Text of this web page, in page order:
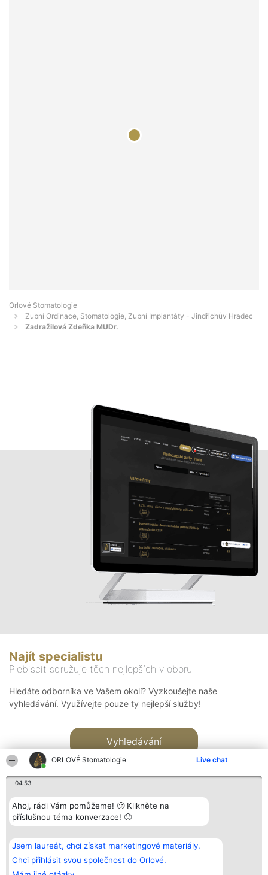
ORLOVÉ Stomatologie Live chat
04:53
Ahoj, rádi Vám pomůžeme! 🙂 Klikněte na
příslušnou téma konverzace! 🙂
Jsem laureát, chci získat marketingové materiály.
Chci přihlásit svou společnost do Orlové.
Orlové Stomatologie
Zubní Ordinace, Stomatologie, Zubní Implantáty - Jindřichův Hradec
Zadražilová Zdeňka MUDr.
Najít specialistu
Plebiscit sdružuje těch nejlepších v oboru
Hledáte odborníka ve Vašem okolí? Vyzkoušejte naše
vyhledávání. Využívejte pouze ty nejlepší služby!
Vyhledávání
Bright Side Solutions sp. z o.
o. sp. k.
ul. Ruska 22
Wrocław 50-079
Vítězové
Seznam všech
laureátů
Zásady
Kontakt